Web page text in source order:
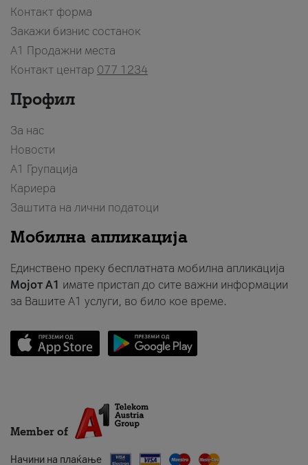
Контакт форма
Закажи бизнис состанок
A1 Продажни места
Контакт центар 077 1234
Профил
За нас
Новости
А1 Групација
Кариера
Заштита на лични податоци
Мобилна апликација
Единствено преку бесплатната мобилна апликација
Мојот A1 имате пристап до сите важни информации
за Вашите A1 услуги, во било кое време.
Member of
Начини на плаќање